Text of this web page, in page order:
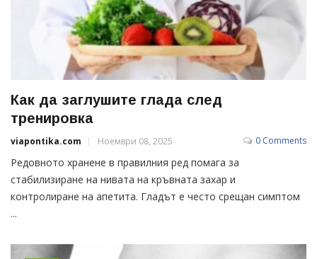
Как да заглушите глада след
тренировка
viapontika.com Ноември 08, 2025 0 Comments
Редовното хранене в правилния ред помага за
стабилизиране на нивата на кръвната захар и
контролиране на апетита. Гладът е често срещан симптом
...